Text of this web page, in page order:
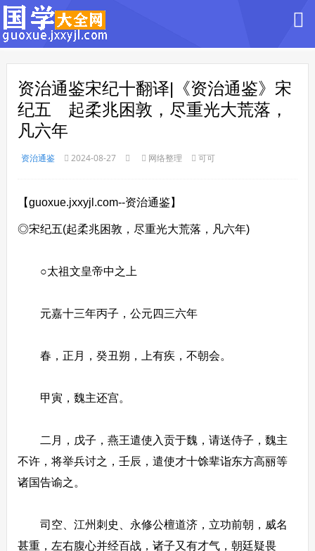
资治通鉴宋纪十翻译|《资治通鉴》宋
纪五 起柔兆困敦，尽重光大荒落，
凡六年
资治通鉴 2024-08-27 网络整理 可可
【guoxue.jxxyjl.com--资治通鉴】
◎宋纪五(起柔兆困敦，尽重光大荒落，凡六年)
○太祖文皇帝中之上
元嘉十三年丙子，公元四三六年
春，正月，癸丑朔，上有疾，不朝会。
甲寅，魏主还宫。
二月，戊子，燕王遣使入贡于魏，请送侍子，魏主
不许，将举兵讨之，壬辰，遣使才十馀辈诣东方高丽等
诸国告谕之。
司空、江州刺史、永修公檀道济，立功前朝，威名
甚重，左右腹心并经百战，诸子又有才气，朝廷疑畏